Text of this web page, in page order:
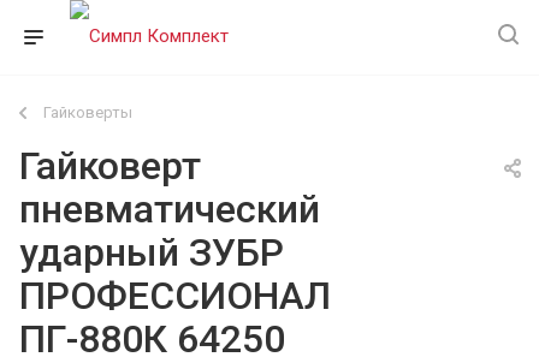
Гайковерты
Гайковерт
пневматический
ударный ЗУБР
ПРОФЕССИОНАЛ
ПГ-880К 64250